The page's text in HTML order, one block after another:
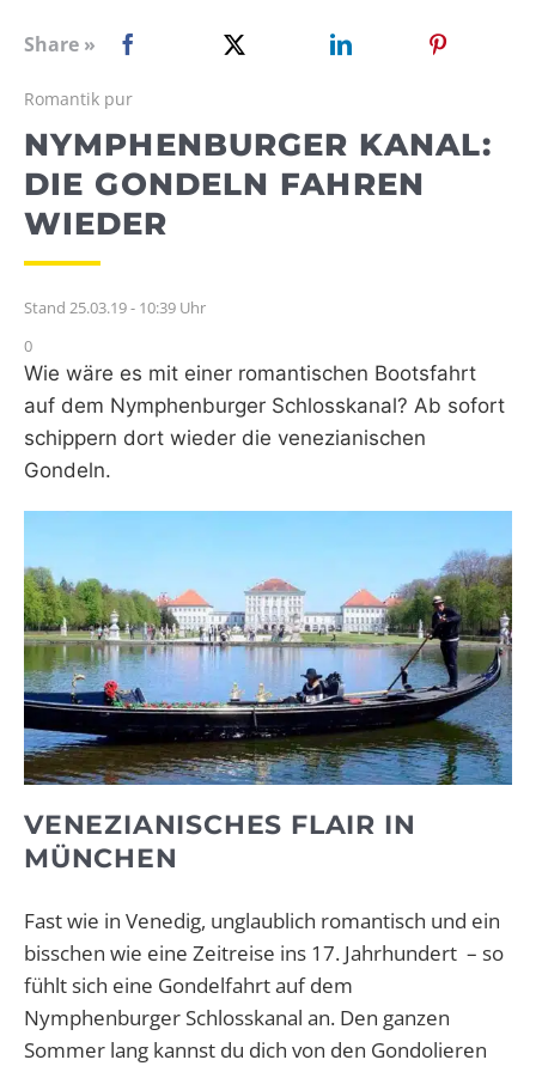
WEBRADIO
Share »
Romantik pur
NYMPHENBURGER KANAL:
DIE GONDELN FAHREN
WIEDER
Stand 25.03.19 - 10:39 Uhr
0
Wie wäre es mit einer romantischen Bootsfahrt
auf dem Nymphenburger Schlosskanal? Ab sofort
schippern dort wieder die venezianischen
Gondeln.
VENEZIANISCHES FLAIR IN
MÜNCHEN
Fast wie in Venedig, unglaublich romantisch und ein
bisschen wie eine Zeitreise ins 17. Jahrhundert – so
fühlt sich eine Gondelfahrt auf dem
Nymphenburger Schlosskanal an. Den ganzen
Sommer lang kannst du dich von den Gondolieren